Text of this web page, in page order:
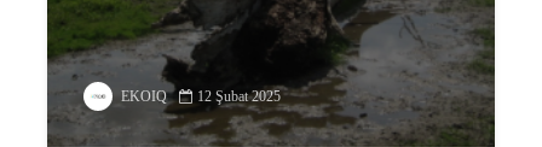
EKOIQ 12 Şubat 2025